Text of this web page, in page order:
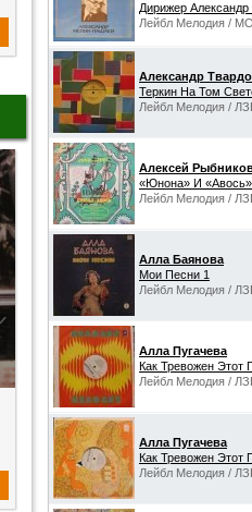
Дирижер
Лейбл Мелодия /
Александр
Теркин На Том
Лейбл Мелодия /
Алексей
«Юнона» И «Авось»
Лейбл Мелодия /
Алла Баянова
Мои Песни 1
Лейбл Мелодия /
Алла Пугачева
Как Тревожен Этот
Лейбл Мелодия /
Алла Пугачева
Как Тревожен Этот
Лейбл Мелодия /